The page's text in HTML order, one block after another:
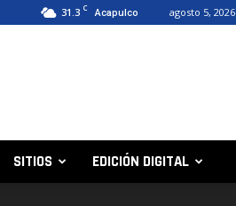
31.3 C Acapulco agosto 5, 2026
SITIOS EDICIÓN DIGITAL